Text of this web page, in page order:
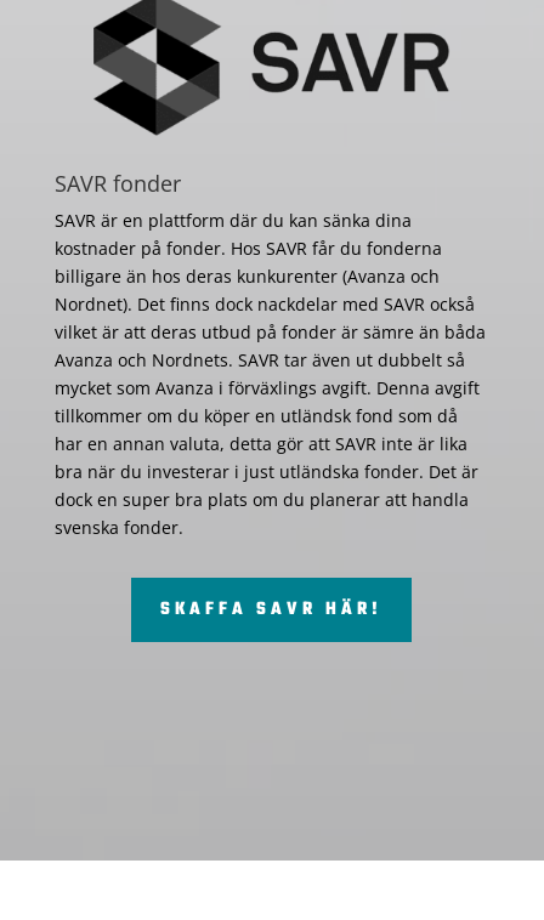
SAVR fonder
SAVR är en plattform där du kan sänka dina
kostnader på fonder. Hos SAVR får du fonderna
billigare än hos deras kunkurenter (Avanza och
Nordnet). Det finns dock nackdelar med SAVR också
vilket är att deras utbud på fonder är sämre än båda
Avanza och Nordnets. SAVR tar även ut dubbelt så
mycket som Avanza i förväxlings avgift. Denna avgift
tillkommer om du köper en utländsk fond som då
har en annan valuta, detta gör att SAVR inte är lika
bra när du investerar i just utländska fonder. Det är
dock en super bra plats om du planerar att handla
svenska fonder.
SKAFFA SAVR HÄR!